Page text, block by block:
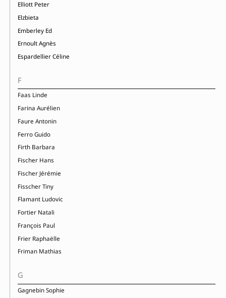
Elliott Peter
Elzbieta
Emberley Ed
Ernoult Agnès
Espardellier Céline
F
Faas Linde
Farina Aurélien
Faure Antonin
Ferro Guido
Firth Barbara
Fischer Hans
Fischer Jérémie
Fisscher Tiny
Flamant Ludovic
Fortier Natali
François Paul
Frier Raphaëlle
Friman Mathias
G
Gagnebin Sophie